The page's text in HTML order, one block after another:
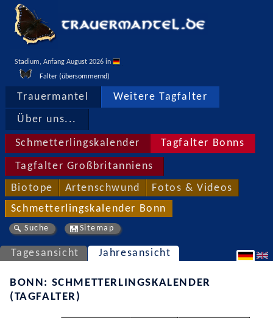
Stadium, Anfang August 2026 in
Falter (übersommernd)
Trauermantel Weitere Tagfalter
Über uns...
Schmetterlingskalender Tagfalter Bonns
Tagfalter Großbritanniens
Biotope Artenschwund Fotos & Videos
Schmetterlingskalender Bonn
Suche Sitemap
Tagesansicht Jahresansicht
BONN: SCHMETTERLINGSKALENDER
(TAGFALTER)